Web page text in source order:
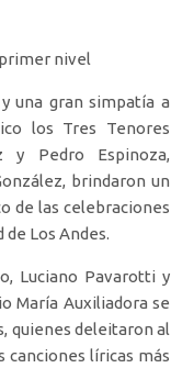
nivel
una gran simpatía a
los Tres Tenores
y Pedro Espinoza,
brindaron un
de las celebraciones
de Los Andes.
Luciano Pavarotti y
María Auxiliadora se
quienes deleitaron al
canciones líricas más